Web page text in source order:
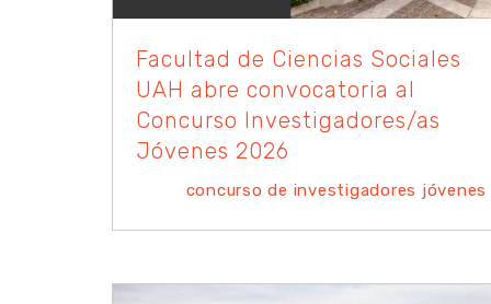
Facultad de Ciencias Sociales
UAH abre convocatoria al
Concurso Investigadores/as
Jóvenes 2026
concurso de investigadores jóvenes